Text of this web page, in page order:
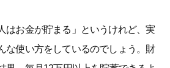
はお金が貯まる」というけれど、実
な使い方をしているのでしょう。財